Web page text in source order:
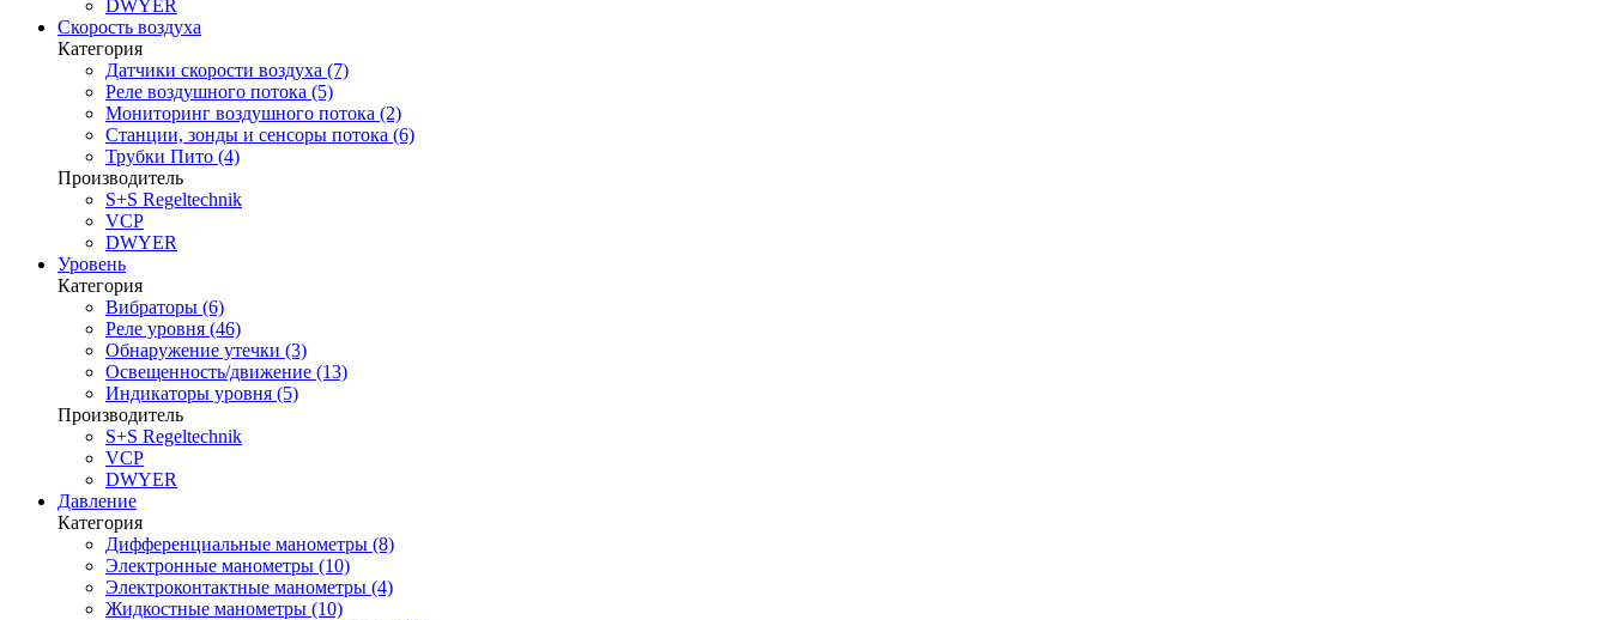
DWYER
Скорость воздуха
Категория
Датчики скорости воздуха (7)
Реле воздушного потока (5)
Мониторинг воздушного потока (2)
Станции, зонды и сенсоры потока (6)
Трубки Пито (4)
Производитель
S+S Regeltechnik
VCP
DWYER
Уровень
Категория
Вибраторы (6)
Реле уровня (46)
Обнаружение утечки (3)
Освещенность/движение (13)
Индикаторы уровня (5)
Производитель
S+S Regeltechnik
VCP
DWYER
Давление
Категория
Дифференциальные манометры (8)
Электронные манометры (10)
Электроконтактные манометры (4)
Жидкостные манометры (10)